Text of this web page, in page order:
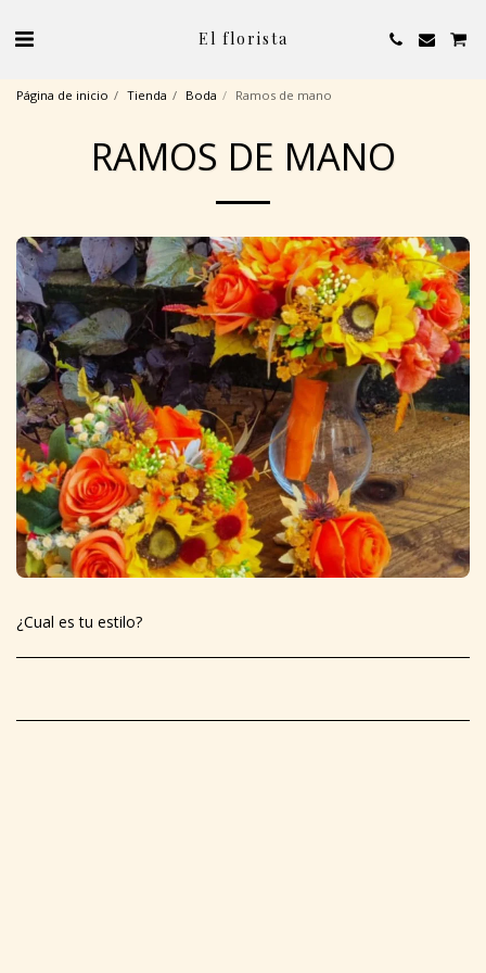
El florista
Página de inicio Tienda Boda Ramos de mano
RAMOS DE MANO
¿Cual es tu estilo?